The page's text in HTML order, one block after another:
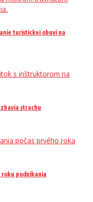
turistickej obuvi na
strachu
roku podnikania